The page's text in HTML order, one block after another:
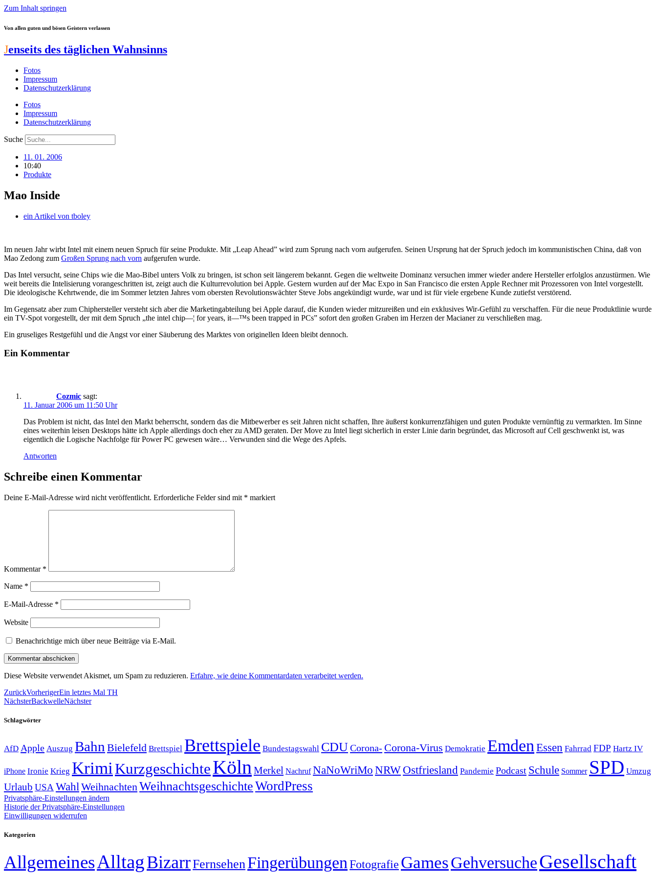
Zum Inhalt springen
Von allen guten und bösen Geistern verlassen
Jenseits des täglichen Wahnsinns
Fotos
Impressum
Datenschutzerklärung
Fotos
Impressum
Datenschutzerklärung
Suche
11. 01. 2006
10:40
Produkte
Mao Inside
ein Artikel von tboley
Im neuen Jahr wirbt Intel mit einem neuen Spruch für seine Produkte. Mit „Leap Ahead” wird zum Sprung nach vorn aufgerufen. Seinen Ursprung hat der Spruch jedoch im kommunistischen China, daß von
Mao Zedong zum Großen Sprung nach vorn aufgerufen wurde.
Das Intel versucht, seine Chips wie die Mao-Bibel unters Volk zu bringen, ist schon seit längerem bekannt. Gegen die weltweite Dominanz versuchen immer wieder andere Hersteller erfolglos anzustürmen. Wie
weit bereits die Intelisierung vorangeschritten ist, zeigt auch die Kulturrevolution bei Apple. Gestern wurden auf der Mac Expo in San Francisco die ersten Apple Rechner mit Prozessoren von Intel vorgestellt.
Die ideologische Kehrtwende, die im Sommer letzten Jahres vom obersten Revolutionswächter Steve Jobs angekündigt wurde, war und ist für viele ergebene Kunde zutiefst verstörend.
Im Gegensatz aber zum Chiphersteller versteht sich aber die Marketingabteilung bei Apple darauf, die Kunden wieder mitzureißen und ein exklusives Wir-Gefühl zu verschaffen. Für die neue Produktlinie wurde
ein TV-Spot vorgestellt, der mit dem Spruch „the intel chip—¦ for years, it—™s been trapped in PCs” sofort den großen Graben im Herzen der Macianer zu verschließen mag.
Ein gruseliges Restgefühl und die Angst vor einer Säuberung des Marktes von originellen Ideen bleibt dennoch.
Ein Kommentar
Cozmic sagt:
11. Januar 2006 um 11:50 Uhr
Das Problem ist nicht, das Intel den Markt beherrscht, sondern das die Mitbewerber es seit Jahren nicht schaffen, Ihre äußerst konkurrenzfähigen und guten Produkte vernünftig zu vermarkten. Im Sinne
eines weiterhin leisen Desktops hätte ich Apple allerdings doch eher zu AMD geraten. Der Move zu Intel liegt sicherlich in erster Linie darin begründet, das Microsoft auf Cell geschwenkt ist, was
eigentlich die Logische Nachfolge für Power PC gewesen wäre… Verwunden sind die Wege des Apfels.
Antworten
Schreibe einen Kommentar
Deine E-Mail-Adresse wird nicht veröffentlicht. Erforderliche Felder sind mit * markiert
Kommentar *
Name *
E-Mail-Adresse *
Website
Benachrichtige mich über neue Beiträge via E-Mail.
Diese Website verwendet Akismet, um Spam zu reduzieren. Erfahre, wie deine Kommentardaten verarbeitet werden.
ZurückVorherigerEin letztes Mal TH
NächsterBackwelleNächster
Schlagwörter
AfD Apple Auszug Bahn Bielefeld Brettspiel Brettspiele Bundestagswahl CDUCorona- Corona-Virus Demokratie Emden Essen Fahrrad FDP Hartz IV
iPhone Ironie Krieg KrimiKurzgeschichteKölnMerkel Nachruf NaNoWriMo NRWOstfriesland Pandemie Podcast Schule Sommer SPD Umzug
Urlaub USAWahlWeihnachtenWeihnachtsgeschichteWordPress
Privatsphäre-Einstellungen ändern
Historie der Privatsphäre-Einstellungen
Einwilligungen widerrufen
Kategorien
AllgemeinesAlltagBizarrFernsehen Fingerübungen Fotografie GamesGehversucheGesellschaft